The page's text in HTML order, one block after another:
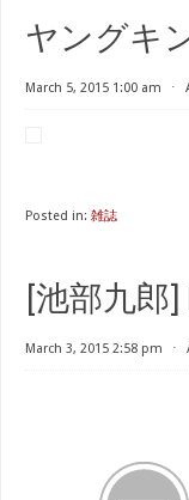
ヤングキ
March 5, 2015 1:00 am ⋅
Posted in: 雑誌
[池部九郎]
March 3, 2015 2:58 pm ⋅